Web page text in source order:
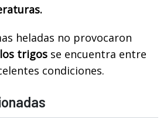
heladas no provocaron
trigos se encuentra entre
condiciones.